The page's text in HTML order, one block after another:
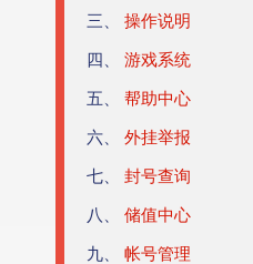
三、 操作说明
四、 游戏系统
五、 帮助中心
六、 外挂举报
七、 封号查询
八、 储值中心
九、 帐号管理